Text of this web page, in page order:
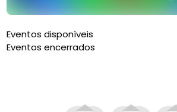
Eventos disponíveis
Eventos encerrados